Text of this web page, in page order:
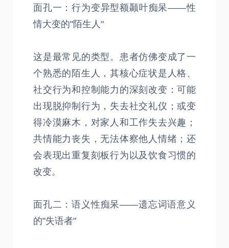
面孔一：行为变异型额颞叶痴呆——性
情大变的"陌生人"
这是最常见的类型。患者仿佛变成了一
个熟悉的陌生人，其核心症状是人格、
社交行为和控制能力的深刻改变：可能
出现脱抑制行为，失去社交礼仪；或变
得冷漠麻木，对家人和工作失去兴趣；
共情能力丧失，无法体察他人情绪；还
会表现出重复刻板行为以及饮食习惯的
改变。
面孔二：语义性痴呆——遗忘词语意义
的"失语者"